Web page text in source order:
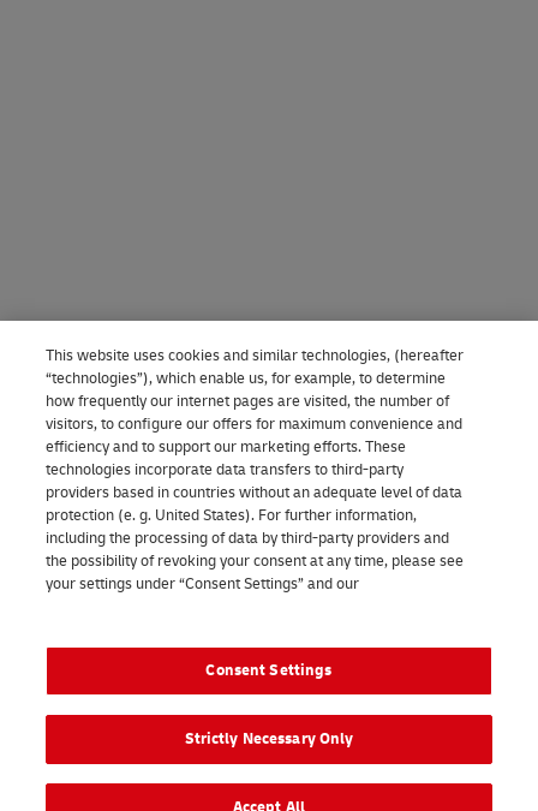
Odwiedź nas na:
2026 © - wszelkie prawa zastrzeżone
This website uses cookies and similar technologies, (hereafter
“technologies”), which enable us, for example, to determine
how frequently our internet pages are visited, the number of
visitors, to configure our offers for maximum convenience and
efficiency and to support our marketing efforts. These
technologies incorporate data transfers to third-party
providers based in countries without an adequate level of data
protection (e. g. United States). For further information,
including the processing of data by third-party providers and
the possibility of revoking your consent at any time, please see
your settings under “Consent Settings” and our
Consent Settings
Strictly Necessary Only